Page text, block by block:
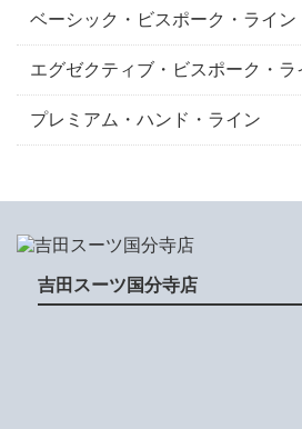
ベーシック・ビスポーク・ライン
エグゼクティブ・ビスポーク・ラ
プレミアム・ハンド・ライン
吉田スーツ国分寺店